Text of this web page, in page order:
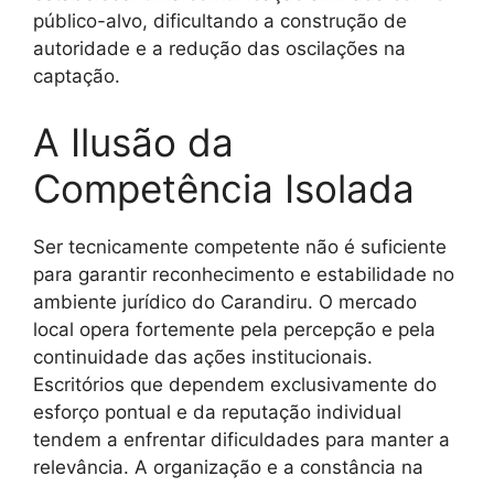
público-alvo, dificultando a construção de
autoridade e a redução das oscilações na
captação.
A Ilusão da
Competência Isolada
Ser tecnicamente competente não é suficiente
para garantir reconhecimento e estabilidade no
ambiente jurídico do Carandiru. O mercado
local opera fortemente pela percepção e pela
continuidade das ações institucionais.
Escritórios que dependem exclusivamente do
esforço pontual e da reputação individual
tendem a enfrentar dificuldades para manter a
relevância. A organização e a constância na